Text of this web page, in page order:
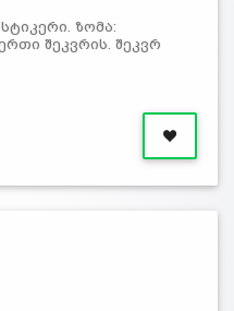
ზომა:
შეკვრის. შეკვრ